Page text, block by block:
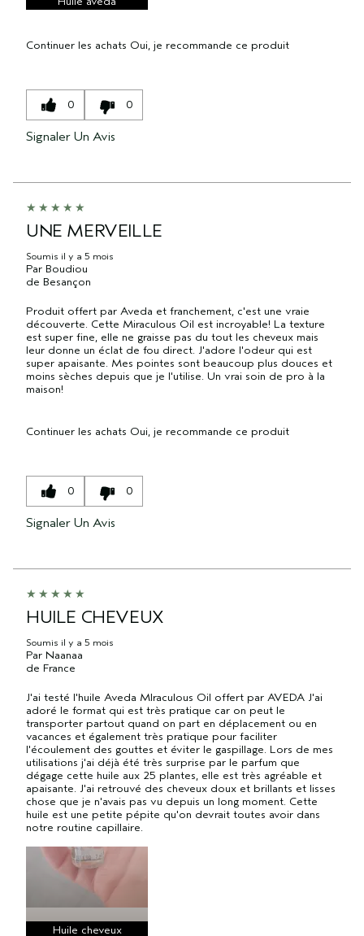
Continuer les achats Oui, je recommande ce produit
0 0
Signaler Un Avis
UNE MERVEILLE
Soumis il y a 5 mois
Par Boudiou
de Besançon
Produit offert par Aveda et franchement, c'est une vraie
découverte. Cette Miraculous Oil est incroyable! La texture
est super fine, elle ne graisse pas du tout les cheveux mais
leur donne un éclat de fou direct. J'adore l'odeur qui est
super apaisante. Mes pointes sont beaucoup plus douces et
moins sèches depuis que je l'utilise. Un vrai soin de pro à la
maison!
Continuer les achats Oui, je recommande ce produit
0 0
Signaler Un Avis
HUILE CHEVEUX
Soumis il y a 5 mois
Par Naanaa
de France
J'ai testé l'huile Aveda MIraculous Oil offert par AVEDA J'ai
adoré le format qui est très pratique car on peut le
transporter partout quand on part en déplacement ou en
vacances et également très pratique pour faciliter
l'écoulement des gouttes et éviter le gaspillage. Lors de mes
utilisations j'ai déjà été très surprise par le parfum que
dégage cette huile aux 25 plantes, elle est très agréable et
apaisante. J'ai retrouvé des cheveux doux et brillants et lisses
chose que je n'avais pas vu depuis un long moment. Cette
huile est une petite pépite qu'on devrait toutes avoir dans
notre routine capillaire.
Huile cheveux